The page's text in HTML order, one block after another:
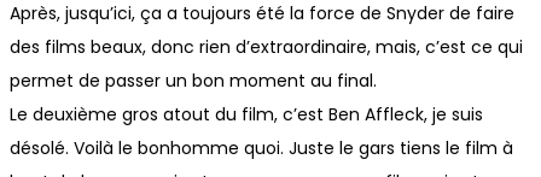
Après, jusqu’ici, ça a toujours été la force de Snyder de faire
des films beaux, donc rien d’extraordinaire, mais, c’est ce qui
permet de passer un bon moment au final.
Le deuxième gros atout du film, c’est Ben Affleck, je suis
désolé. Voilà le bonhomme quoi. Juste le gars tiens le film à